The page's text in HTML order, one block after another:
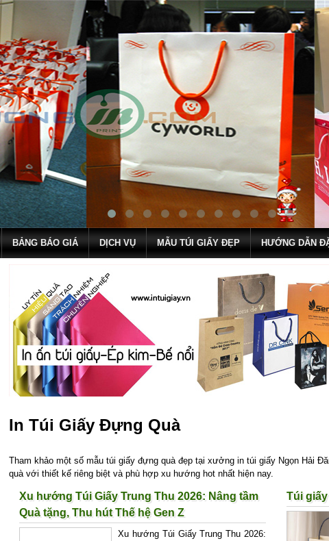
BẢNG BÁO GIÁ DỊCH VỤ MẪU TÚI GIẤY ĐẸP HƯỚNG DẪN
In Túi Giấy Đựng Quà
Tham khảo một số mẫu túi giấy đựng quà đẹp tại xưởng in túi giấy Ngọn Hải
quà với thiết kế riêng biệt và phù hợp xu hướng hot nhất hiện nay.
Xu hướng Túi Giấy Trung Thu 2026: Nâng tầm
Quà tặng, Thu hút Thế hệ Gen Z
Xu hướng Túi Giấy Trung Thu 2026:
Túi